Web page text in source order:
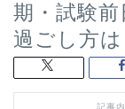
期・試験前
過ごし方は
記事